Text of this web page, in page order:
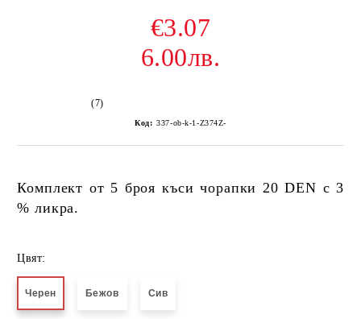
€3.07
6.00лв.
(7)
Код: 337-ob-k-1-Z374Z-
Комплект от 5 броя къси чорапки 20 DEN с 3
% ликра.
Цвят:
Черен Бежов Сив